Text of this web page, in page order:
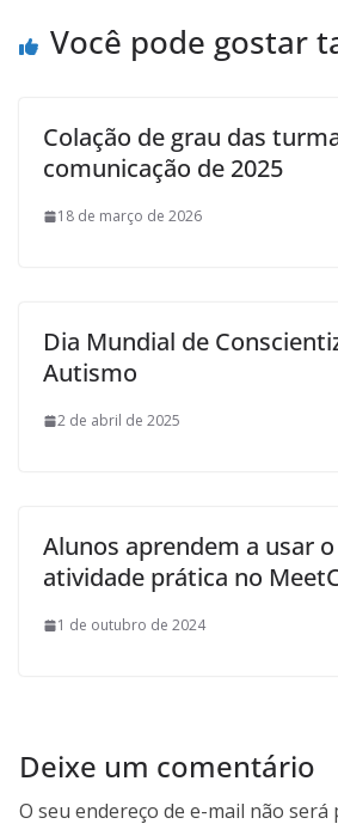
Você pode gostar
Colação de grau das
comunicação de 2025
18 de março de 2026
Dia Mundial de
Autismo
2 de abril de 2025
Alunos aprendem a usar
atividade prática no
1 de outubro de 2024
Deixe um comentário
O seu endereço de e-mail não será